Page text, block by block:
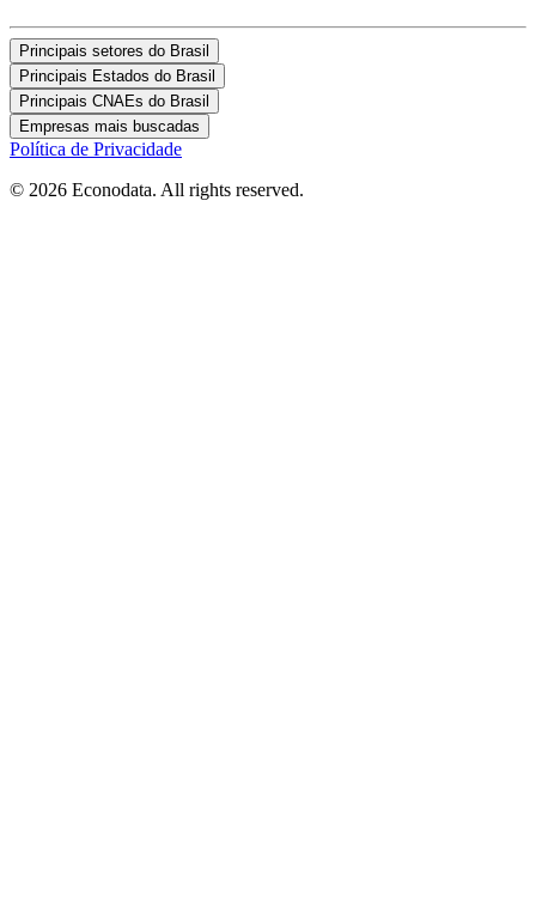
Principais setores do Brasil
Principais Estados do Brasil
Principais CNAEs do Brasil
Empresas mais buscadas
Política de Privacidade
© 2026 Econodata. All rights reserved.